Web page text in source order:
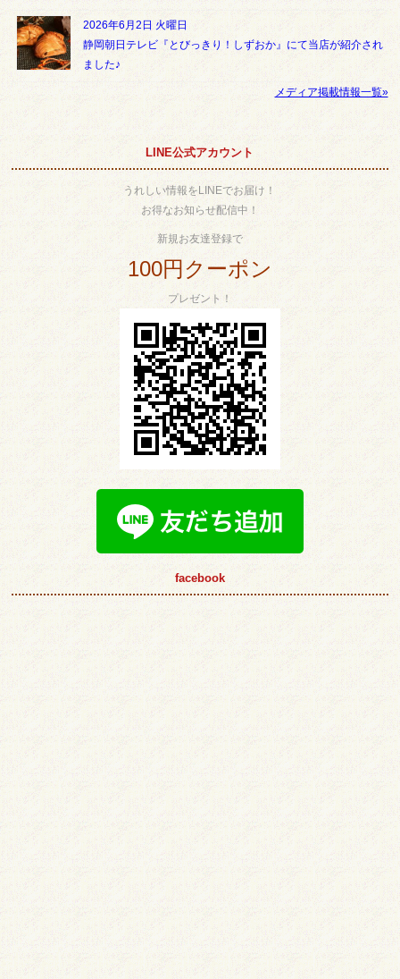
2026年6月2日 火曜日
静岡朝日テレビ『とびっきり！しずおか』にて当店が紹介され
ました♪
メディア掲載情報一覧»
LINE公式アカウント
うれしい情報をLINEでお届け！
お得なお知らせ配信中！
新規お友達登録で
100円クーポン
プレゼント！
facebook